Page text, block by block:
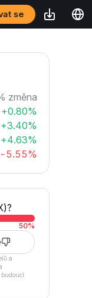
se
změna
+0.80%
+3.40%
+4.63%
-5.55%
50%
a
budoucí